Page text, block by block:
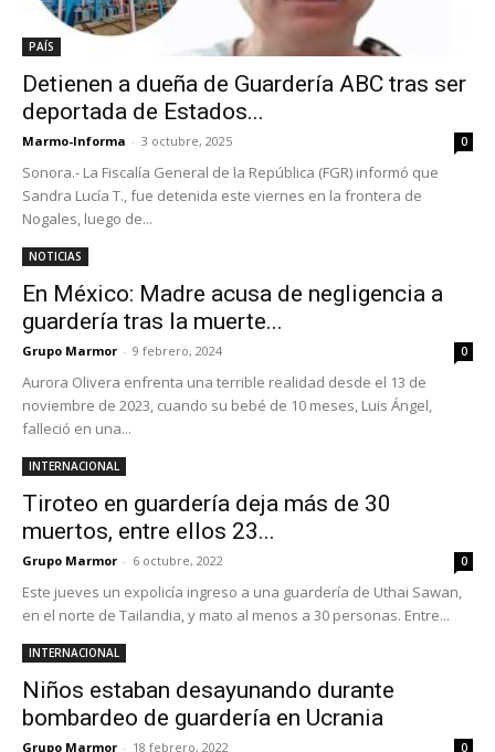
PAÍS
Detienen a dueña de Guardería ABC tras ser
deportada de Estados...
Marmo-Informa - 3 octubre, 2025 0
Sonora.- La Fiscalía General de la República (FGR) informó que
Sandra Lucía T., fue detenida este viernes en la frontera de
Nogales, luego de...
NOTICIAS
En México: Madre acusa de negligencia a
guardería tras la muerte...
Grupo Marmor - 9 febrero, 2024 0
Aurora Olivera enfrenta una terrible realidad desde el 13 de
noviembre de 2023, cuando su bebé de 10 meses, Luis Ángel,
falleció en una...
INTERNACIONAL
Tiroteo en guardería deja más de 30
muertos, entre ellos 23...
Grupo Marmor - 6 octubre, 2022 0
Este jueves un expolicía ingreso a una guardería de Uthai Sawan,
en el norte de Tailandia, y mato al menos a 30 personas. Entre...
INTERNACIONAL
Niños estaban desayunando durante
bombardeo de guardería en Ucrania
Grupo Marmor - 18 febrero, 2022 0